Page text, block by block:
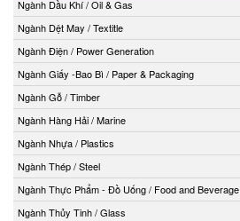
Ngành Dầu Khí / Oil & Gas
Ngành Dệt May / Textitle
Ngành Điện / Power Generation
Ngành Giấy -Bao Bì / Paper & Packaging
Ngành Gỗ / Timber
Ngành Hàng Hải / Marine
Ngành Nhựa / Plastics
Ngành Thép / Steel
Ngành Thực Phẩm - Đồ Uống / Food and Beverage
Ngành Thủy Tinh / Glass